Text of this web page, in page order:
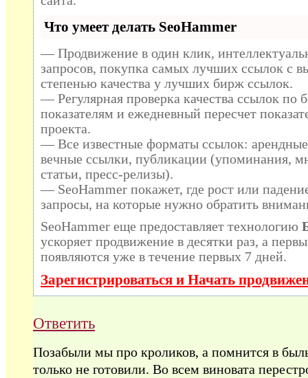
Что умеет делать SeoHammer
— Продвижение в один клик,
запросов, покупка самых лучших ссылок с
степенью качества у лучших бирж ссылок.
— Регулярная проверка качества ссылок по
показателям и ежедневный пересчет
проекта.
— Все известные форматы ссылок:
вечные ссылки, публикации (упоминания,
статьи, пресс-релизы).
— SeoHammer покажет, где рост или
запросы, на которые нужно обратить
SeoHammer еще предоставляет технологию
ускоряет продвижение в десятки раз, а
появляются уже в течение первых 7 дней.
Зарегистрироваться и Начать
Ответить
Позабыли мы про кроликов, а помнится в
только не готовили. Во всем виновата